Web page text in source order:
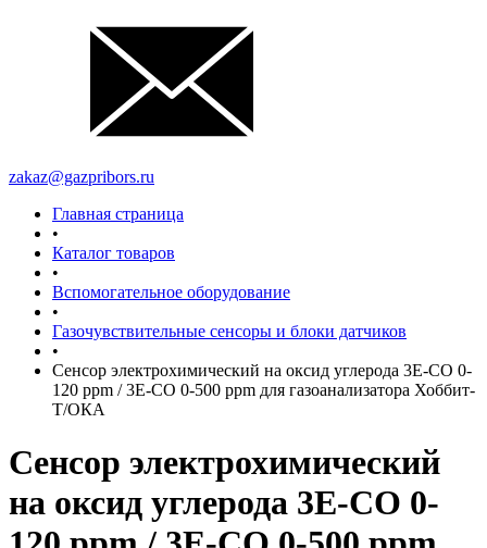
zakaz@gazpribors.ru
Главная страница
•
Каталог товаров
•
Вспомогательное оборудование
•
Газочувствительные сенсоры и блоки датчиков
•
Сенсор электрохимический на оксид углерода 3Е-CО 0-
120 ppm / 3Е-CО 0-500 ppm для газоанализатора Хоббит-
Т/ОКА
Сенсор электрохимический
на оксид углерода 3Е-CО 0-